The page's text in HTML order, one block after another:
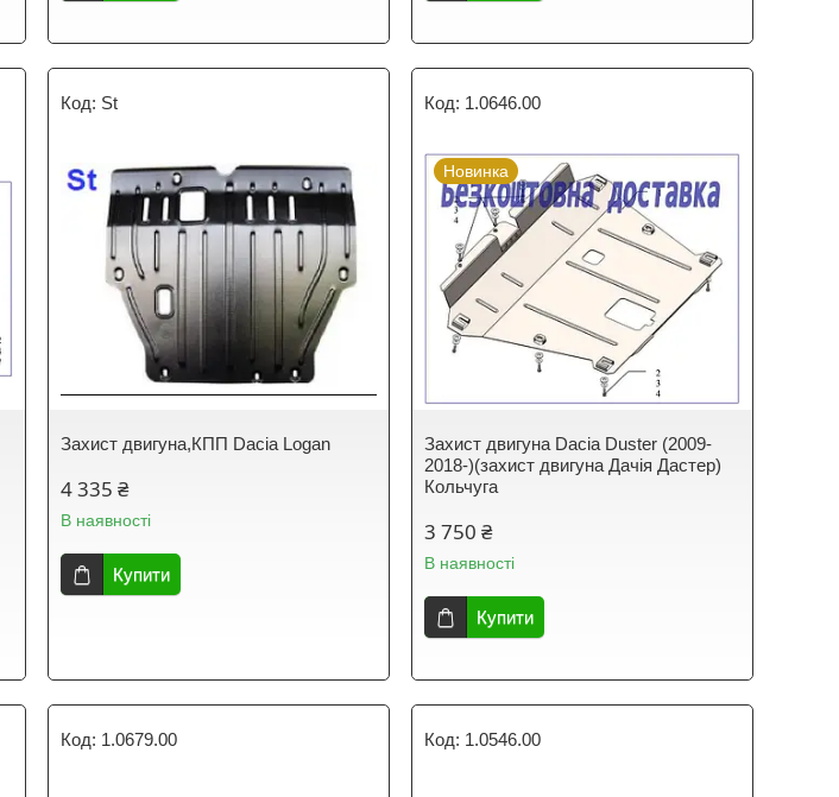
St
Захист двигуна,КПП Dacia Logan
4 335 ₴
В наявності
Купити
1.0646.00
Новинка
Захист двигуна Dacia Duster (2009-
2018-)(захист двигуна Дачія Дастер)
Кольчуга
3 750 ₴
В наявності
Купити
1.0679.00 1.0546.00